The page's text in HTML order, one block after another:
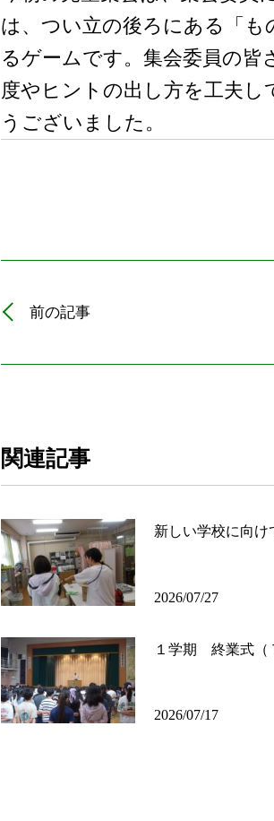
は、つい立の後ろにある「
るゲームです。集会委員の皆
度やヒントの出し方を工夫し
うございました。
前の記事
関連記事
新しい学校に向け
2026/07/27
１学期 終業式（
2026/07/17